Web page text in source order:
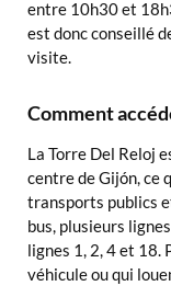
entre 10h30 et
est donc conseillé
visite.
Comment
La Torre Del Reloj
centre de Gijón, ce
transports publics
bus, plusieurs
lignes 1, 2, 4 et 18.
véhicule ou qui